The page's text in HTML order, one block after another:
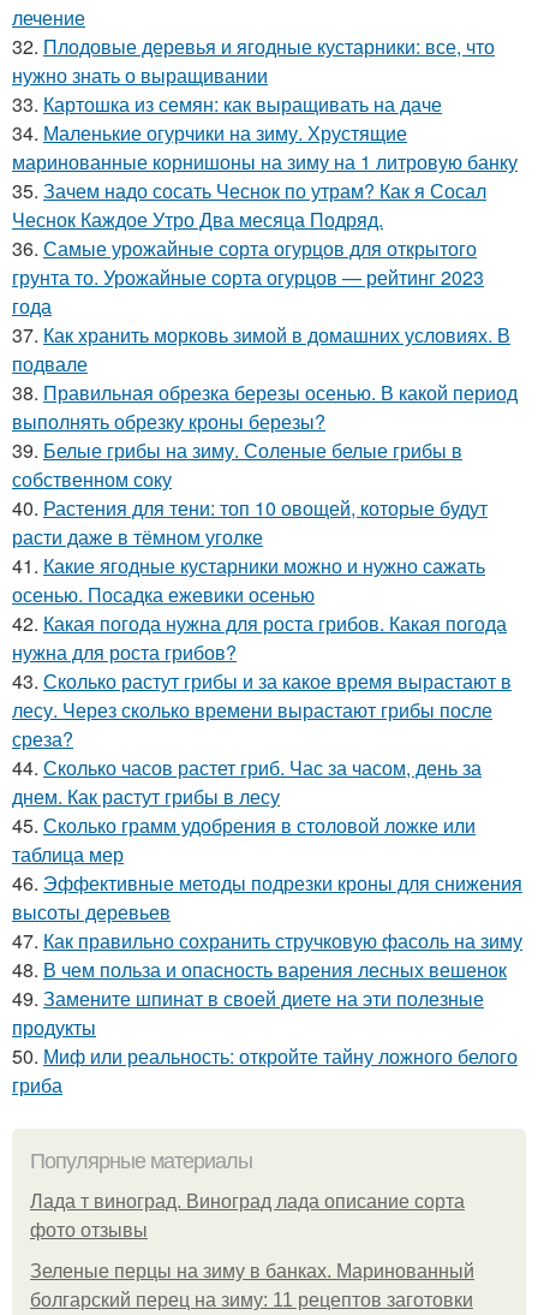
лечение
32. Плодовые деревья и ягодные кустарники: все, что
нужно знать о выращивании
33. Картошка из семян: как выращивать на даче
34. Маленькие огурчики на зиму. Хрустящие
маринованные корнишоны на зиму на 1 литровую банку
35. Зачем надо сосать Чеснок по утрам? Как я Сосал
Чеснок Каждое Утро Два месяца Подряд.
36. Самые урожайные сорта огурцов для открытого
грунта то. Урожайные сорта огурцов — рейтинг 2023
года
37. Как хранить морковь зимой в домашних условиях. В
подвале
38. Правильная обрезка березы осенью. В какой период
выполнять обрезку кроны березы?
39. Белые грибы на зиму. Соленые белые грибы в
собственном соку
40. Растения для тени: топ 10 овощей, которые будут
расти даже в тёмном уголке
41. Какие ягодные кустарники можно и нужно сажать
осенью. Посадка ежевики осенью
42. Какая погода нужна для роста грибов. Какая погода
нужна для роста грибов?
43. Сколько растут грибы и за какое время вырастают в
лесу. Через сколько времени вырастают грибы после
среза?
44. Сколько часов растет гриб. Час за часом, день за
днем. Как растут грибы в лесу
45. Сколько грамм удобрения в столовой ложке или
таблица мер
46. Эффективные методы подрезки кроны для снижения
высоты деревьев
47. Как правильно сохранить стручковую фасоль на зиму
48. В чем польза и опасность варения лесных вешенок
49. Замените шпинат в своей диете на эти полезные
продукты
50. Миф или реальность: откройте тайну ложного белого
гриба
Популярные материалы
Лада т виноград. Виноград лада описание сорта
фото отзывы
Зеленые перцы на зиму в банках. Маринованный
болгарский перец на зиму: 11 рецептов заготовки